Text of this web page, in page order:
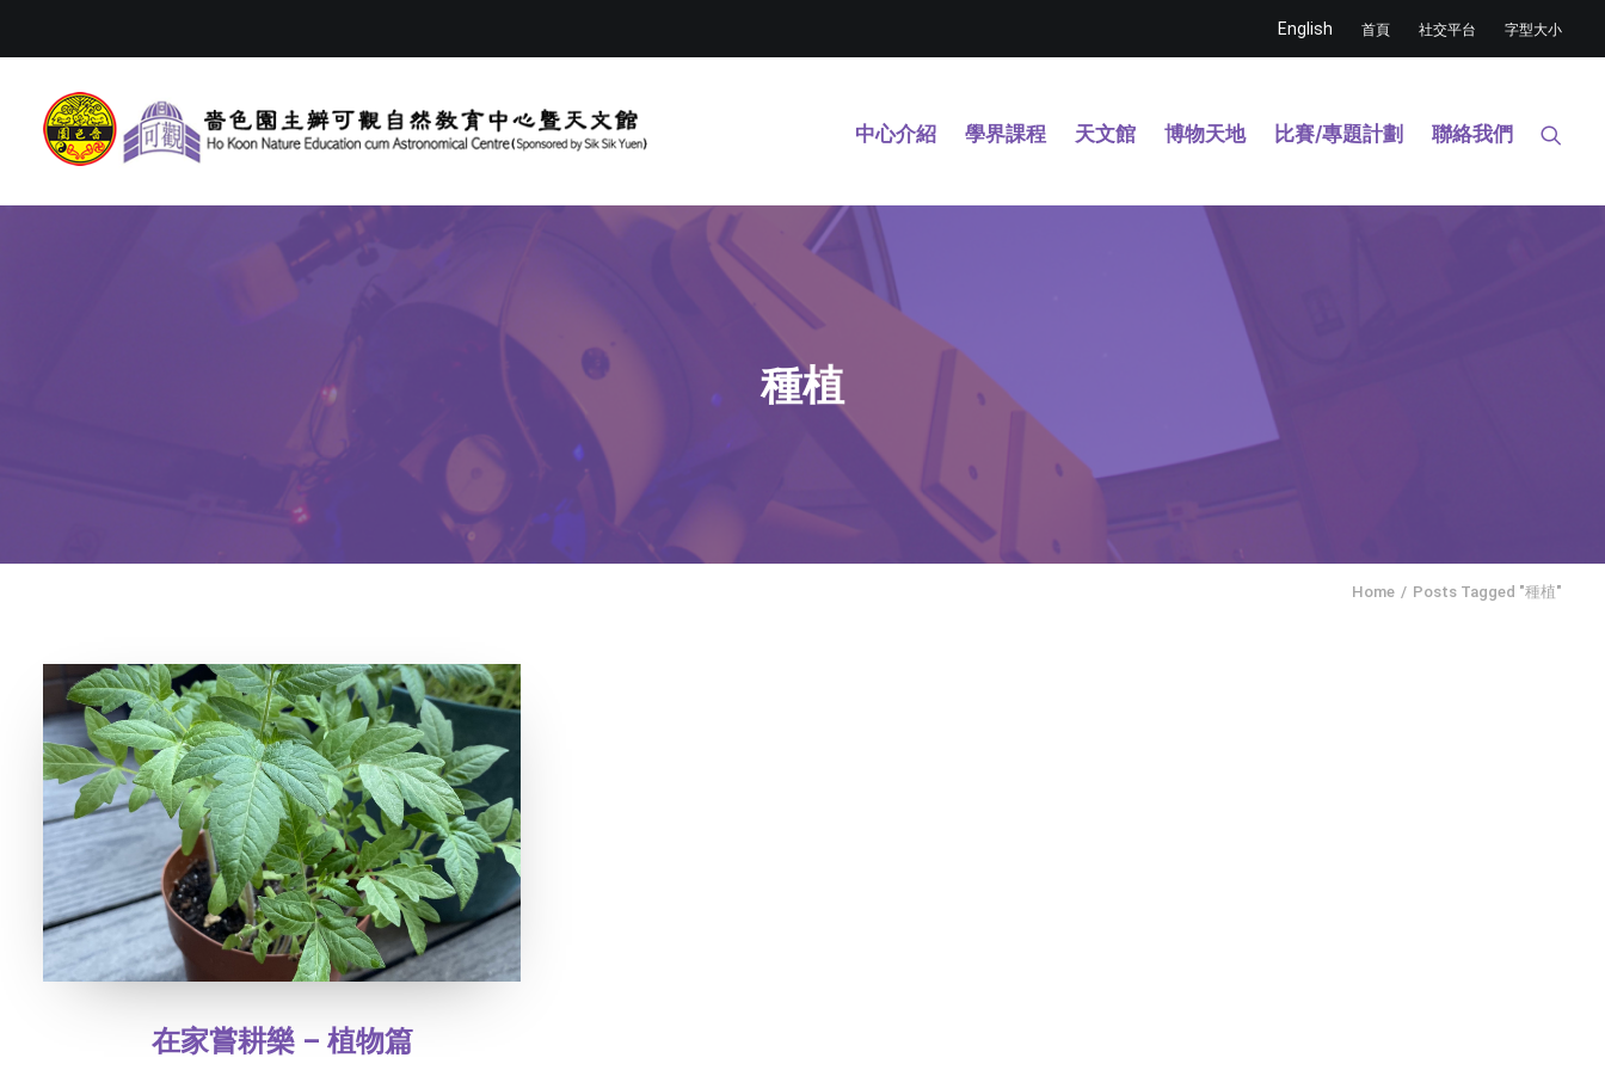
English 首頁 社交平台 字型大小
中心介紹 學界課程 天文館 博物天地 比賽/專題計劃 聯絡我們
種植
Home Posts Tagged "種植"
在家嘗耕樂 – 植物篇